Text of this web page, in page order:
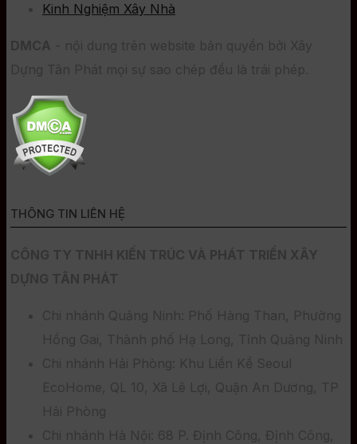
Kinh Nghiệm Xây Nhà
DMCA
- nội dung trên website bản quyền bởi Xây
Dựng Tân Phát mọi sự sao chép đều là trái phép.
THÔNG TIN LIÊN HỆ
CÔNG TY TNHH KIẾN TRÚC VÀ PHÁT TRIỂN XÂY
DỰNG TÂN PHÁT
Chi nhánh Quảng Ninh: Phố Hàng Than, Phường
Hồng Gai, Thành phố Hạ Long, Tỉnh Quảng Ninh
Chi nhánh Hải Phòng: Khu Liền Kề Seoul
EcoHome, QL 10, Xã Lê Lợi, Quận An Dương, TP
Hải Phòng
Chi nhánh Hà Nội: 68 P. Định Công, Định Công,